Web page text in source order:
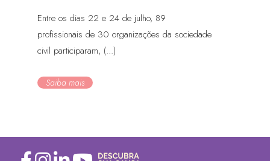
Entre os dias 22 e 24 de julho, 89
profissionais de 30 organizações da sociedade
civil participaram, (...)
Saiba mais